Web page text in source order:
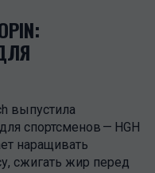
выпустила
спортсменов — HGH
наращивать
сжигать жир перед